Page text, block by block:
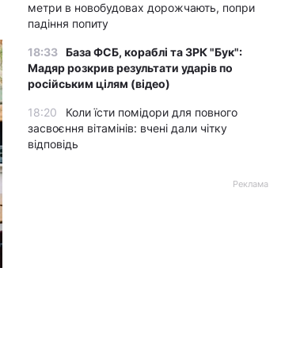
метри в новобудовах дорожчають, попри
падіння попиту
18:33 База ФСБ, кораблі та ЗРК "Бук":
Мадяр розкрив результати ударів по
російським цілям (відео)
18:20
Коли їсти помідори для повного
засвоєння вітамінів: вчені дали чітку
відповідь
Реклама